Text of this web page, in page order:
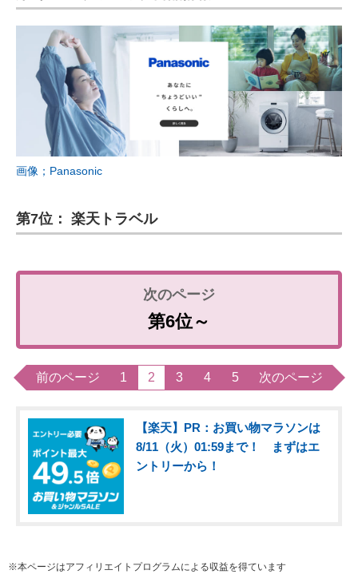
画像；Panasonic
第7位： 楽天トラベル
第6位～
前のページ 1 2 3 4 5 次のページ
【楽天】PR：お買い物マラソンは
8/11（火）01:59まで！ まずはエ
ントリーから！
※本ページはアフィリエイトプログラムによる収益を得ています